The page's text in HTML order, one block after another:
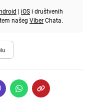
| iOS i društvenih
našeg ViberChata.